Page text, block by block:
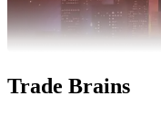
Trade Brains